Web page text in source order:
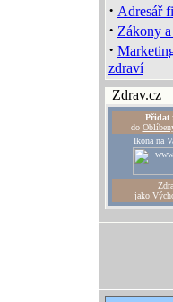
· Adresář
· Zákony
·
zdraví
Zdrav.cz
Přidat
do
Ikona na
jako